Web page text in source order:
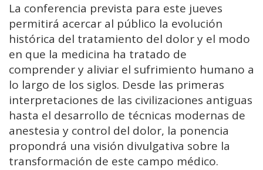
La conferencia prevista para este jueves
permitirá acercar al público la evolución
histórica del tratamiento del dolor y el modo
en que la medicina ha tratado de
comprender y aliviar el sufrimiento humano a
lo largo de los siglos. Desde las primeras
interpretaciones de las civilizaciones antiguas
hasta el desarrollo de técnicas modernas de
anestesia y control del dolor, la ponencia
propondrá una visión divulgativa sobre la
transformación de este campo médico.